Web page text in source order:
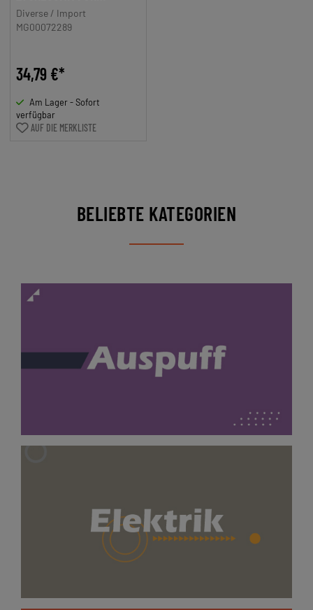
ZÜNDAPP BERGSTEIGER,
MIELE, DKW, NSU,
HERCULES, PUCH,
NSU
Diverse / Import
MG00072289
34,79 €*
Am Lager - Sofort
verfügbar
AUF DIE MERKLISTE
BELIEBTE KATEGORIEN